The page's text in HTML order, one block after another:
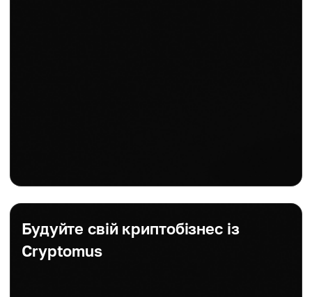
Будуйте свій криптобізнес із
Cryptomus